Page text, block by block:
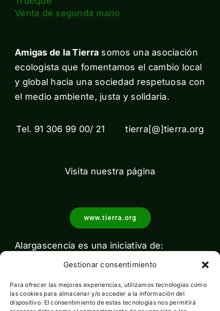
Gestionar consentimiento
Para ofrecer las mejores experiencias, utilizamos tecnologías como
las cookies para almacenar y/o acceder a la información del
dispositivo. El consentimiento de estas tecnologías nos permitirá
Venta de segunda mano
Amigas de la Tierra somos una asociación
ecologista que fomentamos el cambio local
y global hacia una sociedad respetuosa con
el medio ambiente, justa y solidaria.
Tel. 91 306 99 00/ 21 tierra[@]tierra.org
Visita nuestra página
www.tierra.org
Alargascencia es una iniciativa de: